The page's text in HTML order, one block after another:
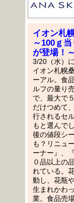
イオン札
～100ｇ
が登場！～
3/20（水）
イオン札幌
ーアル。食
ルフの量り
で、最大で
だけつめて
行されるセ
もと選んで
後の値段シ
も？リニュ
ーナー』、
０品以上の
れている。
動し、花瓶
生まれかわ
業。食品売